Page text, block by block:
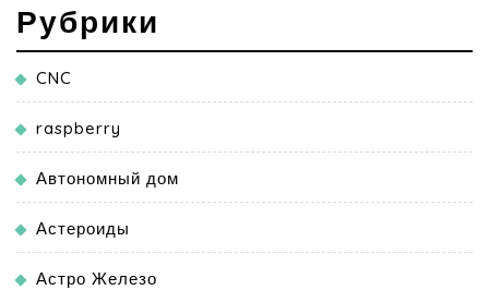
Рубрики
CNC
raspberry
Автономный дом
Астероиды
Астро Железо